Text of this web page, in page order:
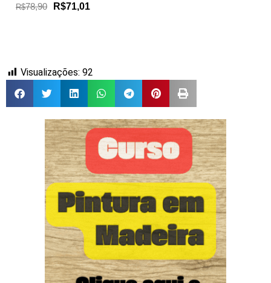
R$78,90 R$71,01
Visualizações: 92